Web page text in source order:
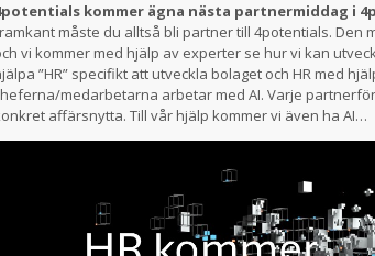
kommer ägna nästa partnermiddag i
måste du alltså bli partner till 4potentials. Den
vi kommer med hjälp av experter se hur vi kan
”HR” specifikt att utveckla bolaget och HR med
medarbetarna arbetar med AI. Varje
affärsnytta. Till vår hjälp kommer vi även ha AI…